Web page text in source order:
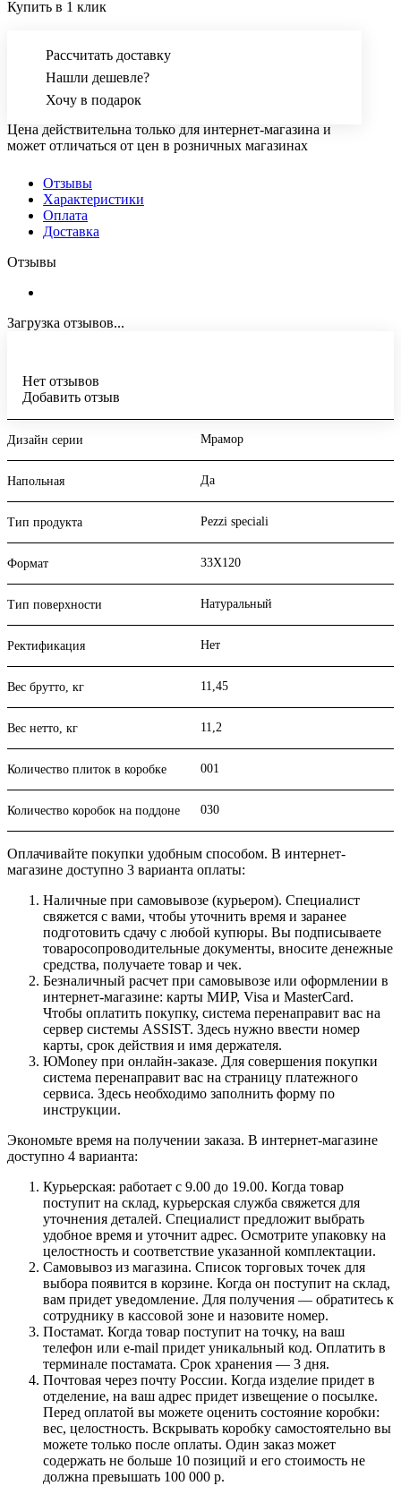
Купить в 1 клик
Рассчитать доставку
Нашли дешевле?
Хочу в подарок
Цена действительна только для интернет-магазина и
может отличаться от цен в розничных магазинах
Отзывы
Характеристики
Оплата
Доставка
Отзывы
Загрузка отзывов...
Нет отзывов
Добавить отзыв
Дизайн серии Мрамор
Напольная Да
Тип продукта Pezzi speciali
Формат 33X120
Тип поверхности Натуральный
Ректификация Нет
Вес брутто, кг 11,45
Вес нетто, кг 11,2
Количество плиток в коробке 001
Количество коробок на поддоне 030
Оплачивайте покупки удобным способом. В интернет-
магазине доступно 3 варианта оплаты:
Наличные при самовывозе (курьером). Специалист
свяжется с вами, чтобы уточнить время и заранее
подготовить сдачу с любой купюры. Вы подписываете
товаросопроводительные документы, вносите денежные
средства, получаете товар и чек.
Безналичный расчет при самовывозе или оформлении в
интернет-магазине: карты МИР, Visa и MasterCard.
Чтобы оплатить покупку, система перенаправит вас на
сервер системы ASSIST. Здесь нужно ввести номер
карты, срок действия и имя держателя.
ЮMoney при онлайн-заказе. Для совершения покупки
система перенаправит вас на страницу платежного
сервиса. Здесь необходимо заполнить форму по
инструкции.
Экономьте время на получении заказа. В интернет-магазине
доступно 4 варианта:
Курьерская: работает с 9.00 до 19.00. Когда товар
поступит на склад, курьерская служба свяжется для
уточнения деталей. Специалист предложит выбрать
удобное время и уточнит адрес. Осмотрите упаковку на
целостность и соответствие указанной комплектации.
Самовывоз из магазина. Список торговых точек для
выбора появится в корзине. Когда он поступит на склад,
вам придет уведомление. Для получения — обратитесь к
сотруднику в кассовой зоне и назовите номер.
Постамат. Когда товар поступит на точку, на ваш
телефон или e-mail придет уникальный код. Оплатить в
терминале постамата. Срок хранения — 3 дня.
Почтовая через почту России. Когда изделие придет в
отделение, на ваш адрес придет извещение о посылке.
Перед оплатой вы можете оценить состояние коробки:
вес, целостность. Вскрывать коробку самостоятельно вы
можете только после оплаты. Один заказ может
содержать не больше 10 позиций и его стоимость не
должна превышать 100 000 р.